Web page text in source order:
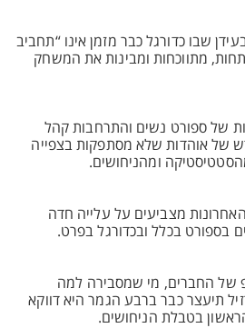
2026 מגיע בעידן שבו כדורגל כבר מזמן אינו “תחביב
מתווכחות ומבינות את המשחק
של ספורט נשים והתרחבות קהל
של אוהדות שלא מסתפקות בצפייה
ומהניחושים.
מצביעים על עלייה חדה
בספורט בכלל ובכדורגל בפרט.
של החברים, מי שמסבירה למה
תיעצר כבר ברבע הגמר היא דווקא
בטבלת הניחושים.